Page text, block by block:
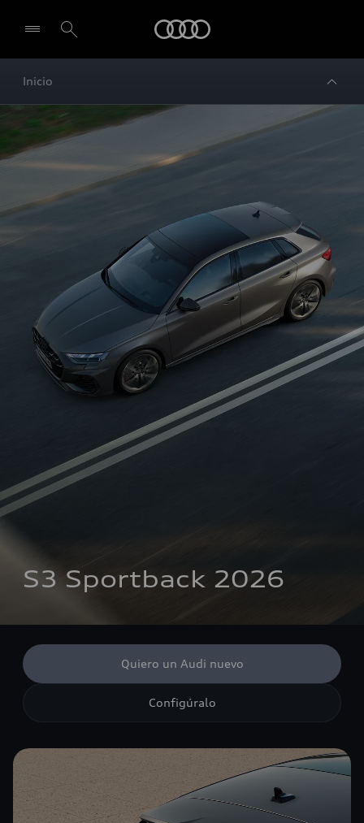
Inicio
S3 Sportback 2026
Quiero un Audi nuevo
Configúralo